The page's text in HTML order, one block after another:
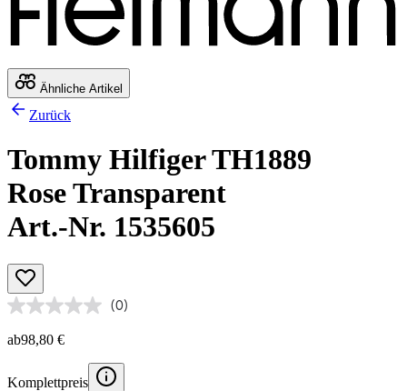
Ähnliche Artikel
Zurück
Tommy Hilfiger TH1889
Rose Transparent
Art.-Nr. 1535605
(0)
ab98,80 €
Komplettpreis